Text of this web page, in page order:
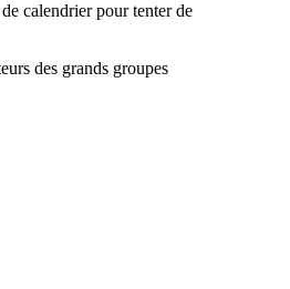
calendrier pour tenter de
des grands groupes